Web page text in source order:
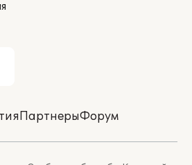
ПартнерыФорум